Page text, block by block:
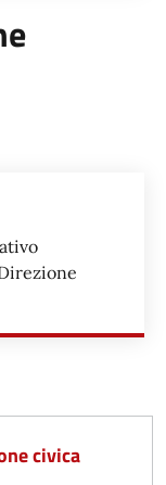
civica